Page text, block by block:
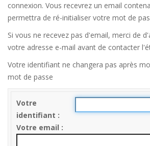
connexion. Vous recevrez un email
permettra de ré-initialiser votre mot de
Si vous ne recevez pas d'email, merci de
votre adresse e-mail avant de contacter
Votre identifiant ne changera pas après
mot de passe
Votre
identifiant
Votre email